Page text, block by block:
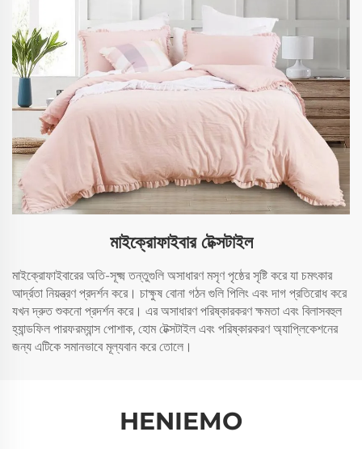
মাইক্রোফাইবার টেক্সটাইল
মাইক্রোফাইবারের অতি-সূক্ষ্ম তন্তুগুলি অসাধারণ মসৃণ পৃষ্ঠের সৃষ্টি করে যা চমৎকার
আর্দ্রতা নিয়ন্ত্রণ প্রদর্শন করে। চাক্ষুষ বোনা গঠন গুলি পিলিং এবং দাগ প্রতিরোধ করে
যখন দ্রুত শুকনো প্রদর্শন করে। এর অসাধারণ পরিষ্কারকরণ ক্ষমতা এবং বিলাসবহুল
হ্যান্ডফিল পারফরম্যান্স পোশাক, হোম টেক্সটাইল এবং পরিষ্কারকরণ অ্যাপ্লিকেশনের
জন্য এটিকে সমানভাবে মূল্যবান করে তোলে।
HENIEMO